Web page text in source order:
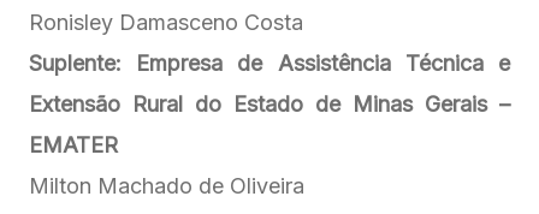
Ronisley Damasceno Costa
Suplente: Empresa de Assistência Técnica e
Extensão Rural do Estado de Minas Gerais –
EMATER
Milton Machado de Oliveira